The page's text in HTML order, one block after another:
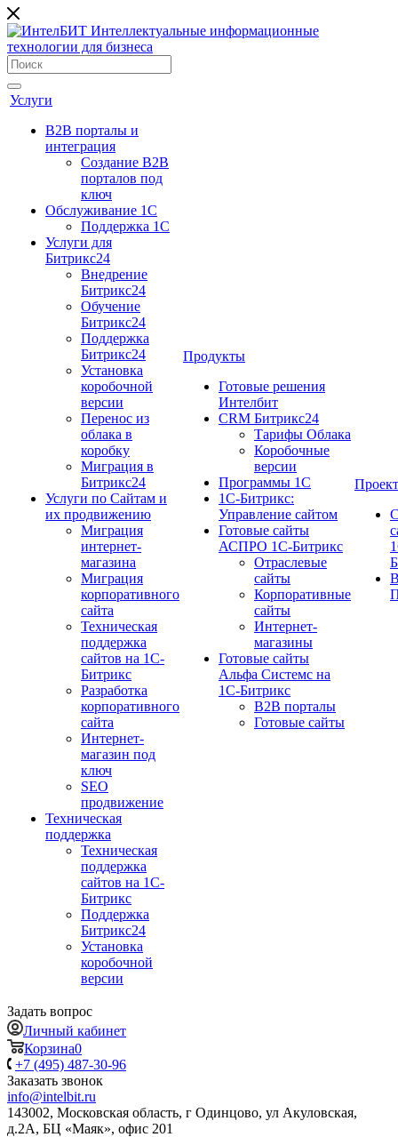
Услуги
B2B порталы и
интеграция
Создание B2B
порталов под
ключ
Обслуживание 1С
Поддержка 1С
Услуги для
Битрикс24
Внедрение
Битрикс24
Обучение
Битрикс24
Поддержка
Битрикс24
Установка
коробочной
версии
Перенос из
облака в
коробку
Миграция в
Битрикс24
Услуги по Сайтам и
их продвижению
Миграция
интернет-
магазина
Миграция
корпоративного
сайта
Техническая
поддержка
сайтов на 1С-
Битрикс
Разработка
корпоративного
сайта
Интернет-
магазин под
ключ
SEO
продвижение
Техническая
поддержка
Техническая
поддержка
сайтов на 1С-
Битрикс
Поддержка
Битрикс24
Установка
коробочной
версии
Продукты
Готовые решения
Интелбит
CRM Битрикс24
Тарифы Облака
Коробочные
версии
Программы 1С
1C-Битрикс:
Управление сайтом
Готовые сайты
АСПРО 1С-Битрикс
Отраслевые
сайты
Корпоративные
сайты
Интернет-
магазины
Готовые сайты
Альфа Системс на
1С-Битрикс
B2B порталы
Готовые сайты
Задать вопрос
Личный кабинет
Корзина0
+7 (495) 487-30-96
Заказать звонок
info@intelbit.ru
143002, Московская область, г Одинцово, ул Акуловская,
д.2А, БЦ «Маяк», офис 201